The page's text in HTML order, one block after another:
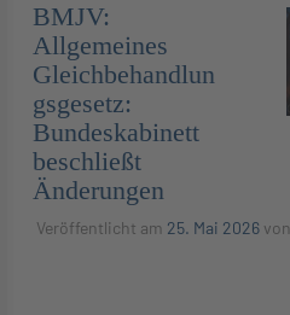
BMJV:
Allgemeines
Gleichbehandlun
gsgesetz:
Bundeskabinett
beschließt
Änderungen
Veröffentlicht am 25. Mai 2026von